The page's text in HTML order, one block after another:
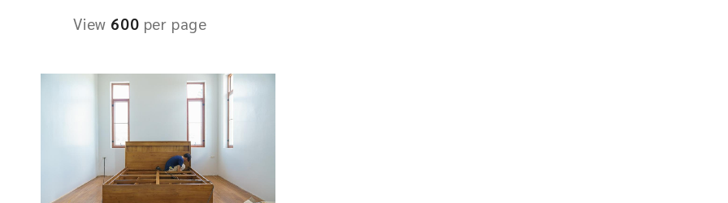
View 600 per page